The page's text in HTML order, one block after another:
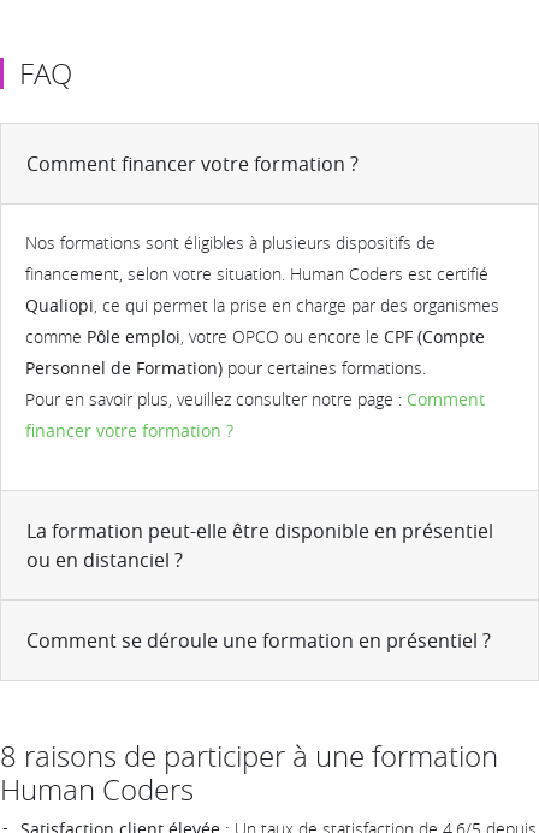
FAQ
Comment financer votre formation ?
Nos formations sont éligibles à plusieurs dispositifs de
financement, selon votre situation. Human Coders est certifié
Qualiopi, ce qui permet la prise en charge par des organismes
comme Pôle emploi, votre OPCO ou encore le CPF (Compte
Personnel de Formation) pour certaines formations.
Pour en savoir plus, veuillez consulter notre page : Comment
financer votre formation ?
La formation peut-elle être disponible en présentiel
ou en distanciel ?
Comment se déroule une formation en présentiel ?
8 raisons de participer à une formation
Human Coders